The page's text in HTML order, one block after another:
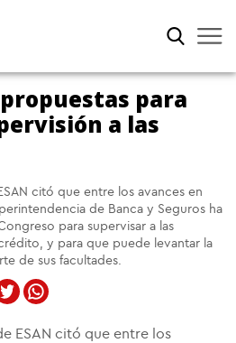
para
a las
citó que entre los avances en
de Banca y Seguros ha
para supervisar a las
y para que puede levantar la
de sus facultades.
ESAN citó que entre los